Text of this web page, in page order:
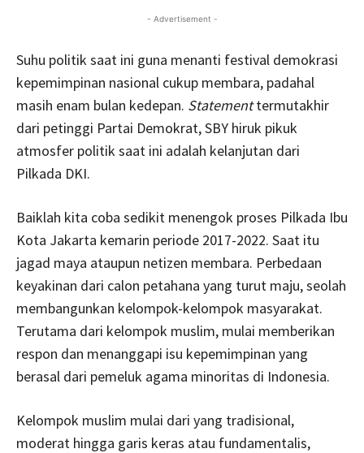
- Advertisement -
Suhu politik saat ini guna menanti festival demokrasi
kepemimpinan nasional cukup membara, padahal
masih enam bulan kedepan. Statementtermutakhir
dari petinggi Partai Demokrat, SBY hiruk pikuk
atmosfer politik saat ini adalah kelanjutan dari
Pilkada DKI.
Baiklah kita coba sedikit menengok proses Pilkada Ibu
Kota Jakarta kemarin periode 2017-2022. Saat itu
jagad maya ataupun netizen membara. Perbedaan
keyakinan dari calon petahana yang turut maju, seolah
membangunkan kelompok-kelompok masyarakat.
Terutama dari kelompok muslim, mulai memberikan
respon dan menanggapi isu kepemimpinan yang
berasal dari pemeluk agama minoritas di Indonesia.
Kelompok muslim mulai dari yang tradisional,
moderat hingga garis keras atau fundamentalis,